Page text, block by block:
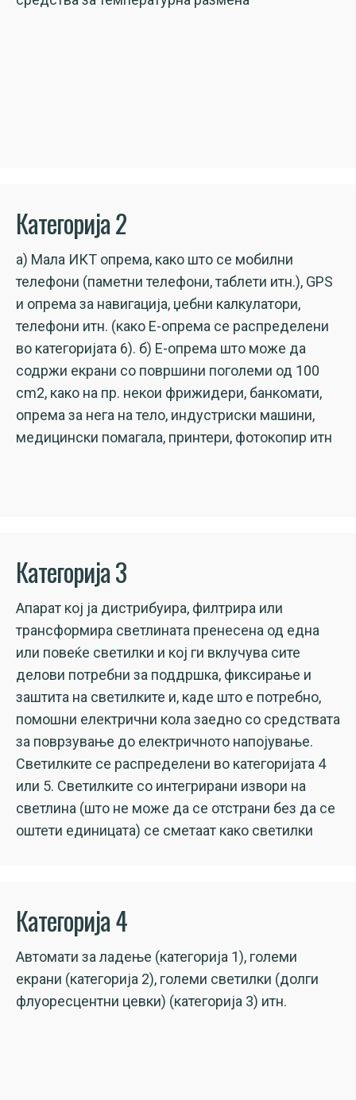
Категорија 2
а) Мала ИКТ опрема, како што се мобилни
телефони (паметни телефони, таблети итн.), GPS
и опрема за навигација, џебни калкулатори,
телефони итн. (како Е-опрема се распределени
во категоријата 6). б) Е-опрема што може да
содржи екрани со површини поголеми од 100
cm2, како на пр. некои фрижидери, банкомати,
опрема за нега на тело, индустриски машини,
медицински помагала, принтери, фотокопир итн
Категорија 3
Апарат кој ја дистрибуира, филтрира или
трансформира светлината пренесена од една
или повеќе светилки и кој ги вклучува сите
делови потребни за поддршка, фиксирање и
заштита на светилките и, каде што е потребно,
помошни електрични кола заедно со средствата
за поврзување до електричното напојување.
Светилките се распределени во категоријата 4
или 5. Светилките со интегрирани извори на
светлина (што не може да се отстрани без да се
оштети единицата) се сметаат како светилки
Категорија 4
Автомати за ладење (категорија 1), големи
екрани (категорија 2), големи светилки (долги
флуоресцентни цевки) (категорија 3) итн.